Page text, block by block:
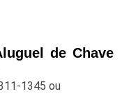
de Chave
1345 ou